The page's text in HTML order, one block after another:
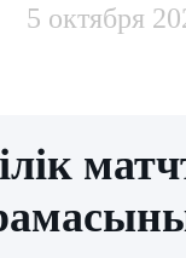
5 октября